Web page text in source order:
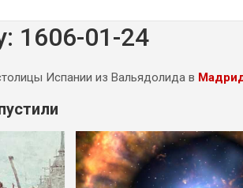
1606-01-24
Испании из Вальядолида в